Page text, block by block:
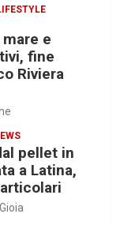
e
fine
Riviera
pellet in
a Latina,